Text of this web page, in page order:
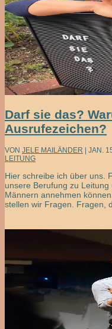
Darf sie das?
Ausrufezeichen?
VON JELE MAILÄNDER JAN.
LEITUNG
Hier schreibe ich über uns.
unsere Berufung zu
Männern annehmen
stellen wir Fragen. Fragen,